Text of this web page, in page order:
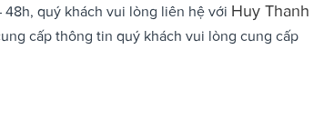
quý khách vui lòng liên hệ với Huy Thanh
cấp thông tin quý khách vui lòng cung cấp